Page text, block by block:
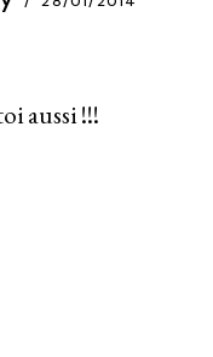
aussi !!!